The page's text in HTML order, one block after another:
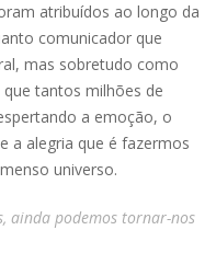
atribuídos ao longo da
comunicador que
mas sobretudo como
tantos milhões de
a emoção, o
a alegria que é fazermos
universo.
ainda podemos tornar-nos